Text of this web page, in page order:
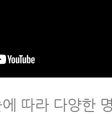
따라 다양한